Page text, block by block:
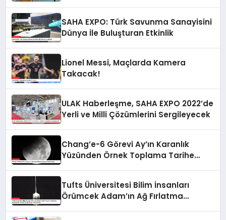
SAHA EXPO: Türk Savunma Sanayisini
Dünya İle Buluşturan Etkinlik
Lionel Messi, Maçlarda Kamera
Takacak!
ULAK Haberleşme, SAHA EXPO 2022’de
Yerli ve Milli Çözümlerini Sergileyecek
Chang’e-6 Görevi Ay’ın Karanlık
Yüzünden Örnek Toplama Tarihe
Tufts Üniversitesi Bilim İnsanları
Örümcek Adam’ın Ağ Fırlatma